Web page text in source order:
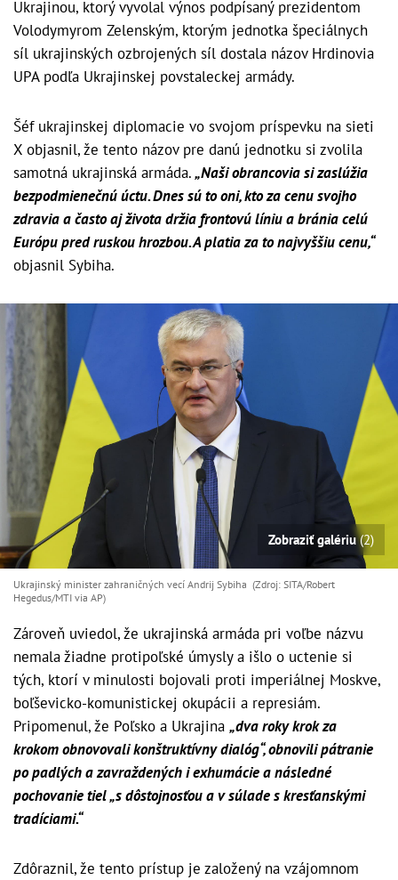
Ukrajinou, ktorý vyvolal výnos podpísaný prezidentom
Volodymyrom Zelenským, ktorým jednotka špeciálnych
síl ukrajinských ozbrojených síl dostala názov Hrdinovia
UPA podľa Ukrajinskej povstaleckej armády.
Šéf ukrajinskej diplomacie vo svojom príspevku na sieti
X objasnil, že tento názov pre danú jednotku si zvolila
samotná ukrajinská armáda.„Naši obrancovia si zaslúžia
bezpodmienečnú úctu. Dnes sú to oni, kto za cenu svojho
zdravia a často aj života držia frontovú líniu a bránia celú
Európu pred ruskou hrozbou. A platia za to najvyššiu cenu,“
objasnil Sybiha.
Zobraziť galériu(2)
Ukrajinský minister zahraničných vecí Andrij Sybiha (Zdroj: SITA/Robert
Hegedus/MTI via AP)
Zároveň uviedol, že ukrajinská armáda pri voľbe názvu
nemala žiadne protipoľské úmysly a išlo o uctenie si
tých, ktorí v minulosti bojovali proti imperiálnej Moskve,
boľševicko-komunistickej okupácii a represiám.
Pripomenul, že Poľsko a Ukrajina „dva roky krok za
krokom obnovovali konštruktívny dialóg“, obnovili pátranie
po padlých a zavraždených i exhumácie a následné
pochovanie tiel „s dôstojnosťou a v súlade s kresťanskými
tradíciami.“
Zdôraznil, že tento prístup je založený na vzájomnom